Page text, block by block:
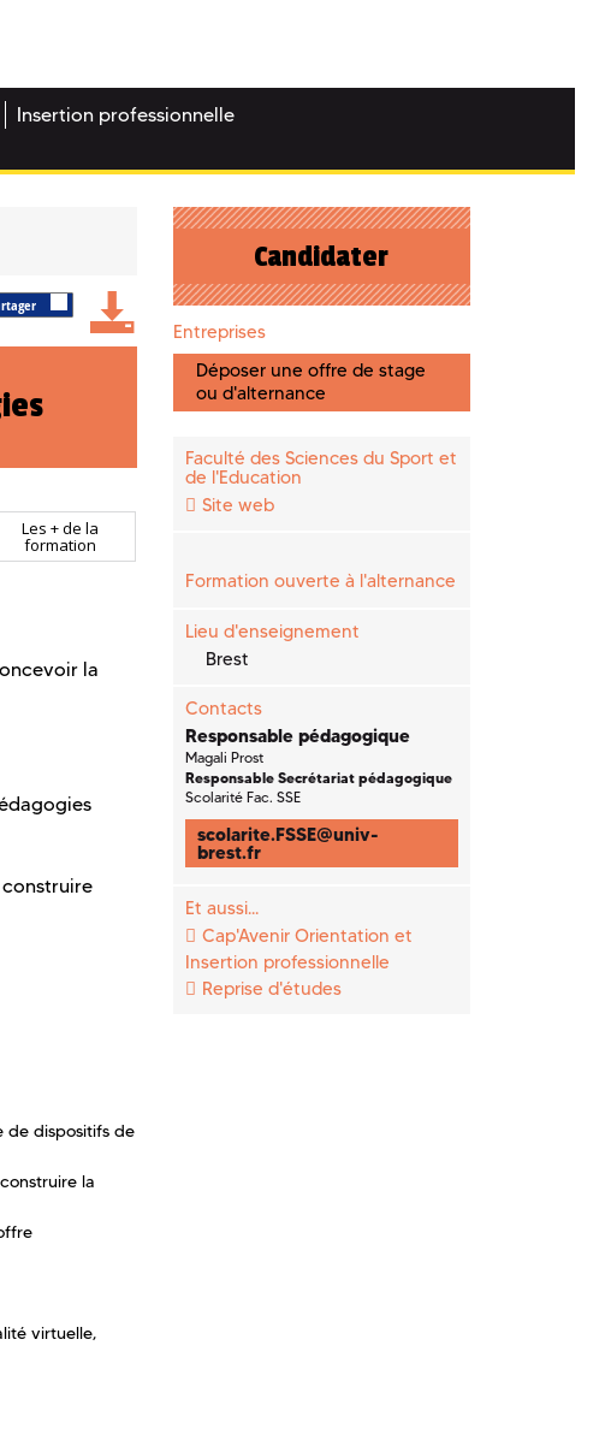
Insertion professionnelle
Les + de la
formation
la
de dispositifs de
la
virtuelle,
Candidater
Entreprises
Déposer une offre de stage
ou d'alternance
Faculté des Sciences du Sport et
de l'Education
Site web
Formation ouverte à l'alternance
Lieu d'enseignement
Brest
Contacts
Responsable pédagogique
Magali Prost
Responsable Secrétariat pédagogique
Scolarité Fac. SSE
scolarite.FSSE@univ-
brest.fr
Et aussi...
Cap'Avenir Orientation et
Insertion professionnelle
Reprise d'études